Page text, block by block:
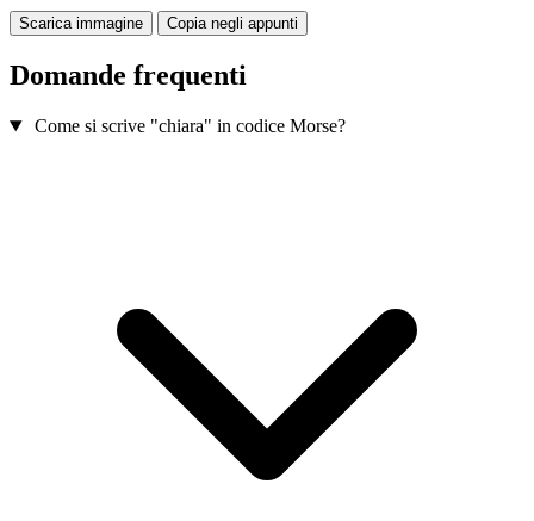
Scarica immagine Copia negli appunti
Domande frequenti
Come si scrive "chiara" in codice Morse?